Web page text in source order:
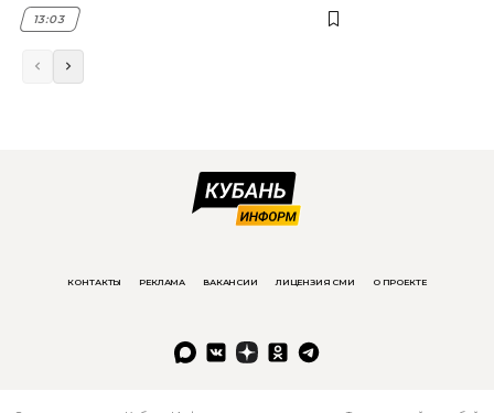
13:03
КОНТАКТЫ РЕКЛАМА ВАКАНСИИ ЛИЦЕНЗИЯ СМИ О ПРОЕКТЕ